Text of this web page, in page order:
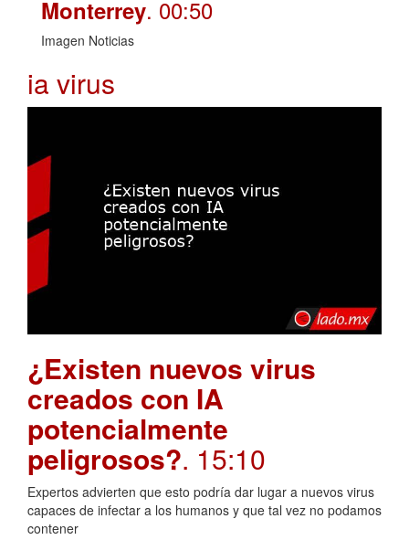
Monterrey. 00:50
Imagen Noticias
ia virus
¿Existen nuevos virus
creados con IA
potencialmente
peligrosos?. 15:10
Expertos advierten que esto podría dar lugar a nuevos virus
capaces de infectar a los humanos y que tal vez no podamos
contener